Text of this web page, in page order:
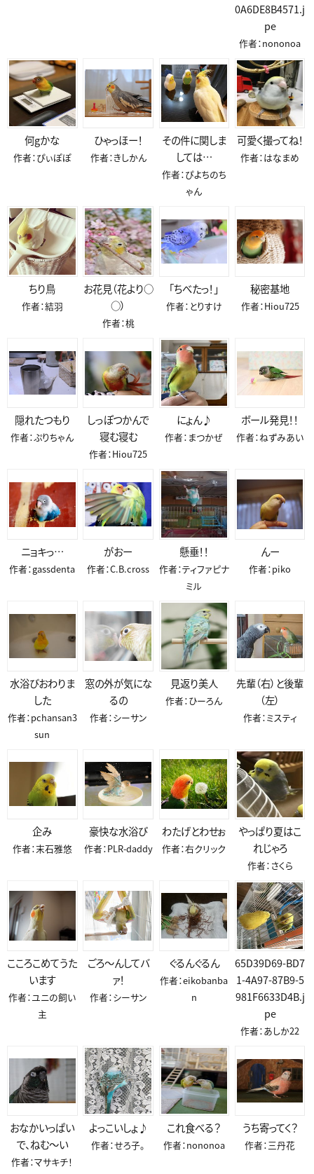
0A6DE8B4571.j
pe
作者：nononoa
何gかな
作者：ぴぃぽぽ
ひゃっほー！
作者：きしかん
その件に関しま
しては…
作者：ぴよちのち
ゃん
可愛く撮ってね！
作者：はなまめ
ちり鳥
作者：結羽
お花見（花より○
○）
作者：桃
「ちべたっ！」
作者：とりすけ
秘密基地
作者：Hiou725
隠れたつもり
作者：ぷりちゃん
しっぽつかんで
寝む寝む
作者：Hiou725
にょん♪
作者：まつかぜ
ボール発見！！
作者：ねずみあい
ニョキっ…
作者：gassdenta
がおー
作者：C.B.cross
懸垂！！
作者：ティファピナ
ミル
んー
作者：piko
水浴びおわりま
した
作者：pchansan3
sun
窓の外が気にな
るの
作者：シーサン
見返り美人
作者：ひーろん
先輩（右）と後輩
（左）
作者：ミスティ
企み
作者：末石雅悠
豪快な水浴び
作者：PLR-daddy
わたげとわせぉ
作者：右クリック
やっぱり夏はこ
れじゃろ
作者：さくら
こころこめてうた
います
作者：ユニの飼い
主
ごろ～んしてバ
ァ！
作者：シーサン
ぐるんぐるん
作者：eikobanba
n
65D39D69-BD7
1-4A97-87B9-5
981F6633D4B.j
pe
作者：あしか22
おなかいっぱい
で、ねむ～い
作者：マサキチ！
よっこいしょ♪
作者：せろ子。
これ食べる？
作者：nononoa
うち寄ってく？
作者：三丹花